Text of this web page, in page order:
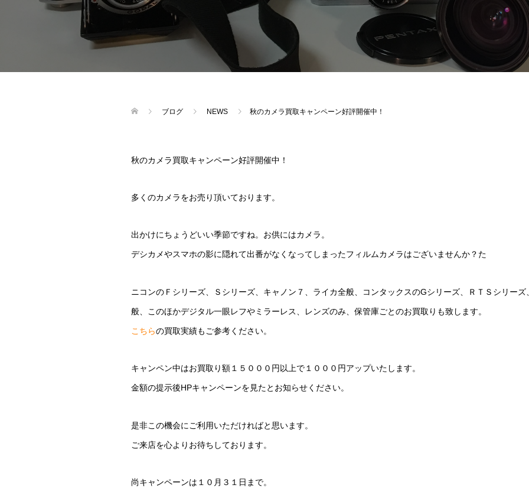
ブログ NEWS 秋のカメラ買取キャンペーン好評開催中！
秋のカメラ買取キャンペーン好評開催中！
多くのカメラをお売り頂いております。
出かけにちょうどいい季節ですね。お供にはカメラ。
デシカメやスマホの影に隠れて出番がなくなってしまったフィルムカメラはございませんか？た
ニコンのＦシリーズ、Ｓシリーズ、キャノン７、ライカ全般、コンタックスのGシリーズ、ＲＴＳシリー
般、このほかデジタル一眼レフやミラーレス、レンズのみ、保管庫ごとのお買取りも致します。
こちらの買取実績もご参考ください。
キャンペン中はお買取り額１５０００円以上で１０００円アップいたします。
金額の提示後HPキャンペーンを見たとお知らせください。
是非この機会にご利用いただければと思います。
ご来店を心よりお待ちしております。
尚キャンペーンは１０月３１日まで。